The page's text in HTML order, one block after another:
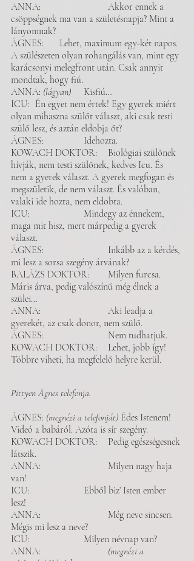
ANNA: 			Akkor ennek a
csöppségnek ma van a születésnapja? Mint a
lányomnak?
ÁGNES:	Lehet, maximum egy-két napos.
A szülészeten olyan rohangálás van, mint egy
karácsonyi melegfront után. Csak annyit
mondtak, hogy fiú.
ANNA: (lágyan)
Kisfiú…
ICU: 	Én egyet nem értek! Egy gyerek miért
olyan mihaszna szülőt választ, aki csak testi
szülő lesz, és aztán eldobja őt?
ÁGNES: 		Idehozta.
KOWACH DOKTOR: 	Biológiai szülőnek
hívják, nem testi szülőnek, kedves Icu. És
nem a gyerek választ. A gyerek megfogan és
megszületik, de nem választ. És valóban,
valaki ide hozta, nem eldobta.
ICU: 			Mindegy az énnekem,
maga mit hisz, mert márpedig a gyerek
választ.
ÁGNES:		 	Inkább az a kérdés,
mi lesz a sorsa szegény árvának?
BALÁZS DOKTOR:	Milyen furcsa.
Máris árva, pedig valószínű még élnek a
szülei…
ANNA:		 	Aki leadja a
gyerekét, az csak donor, nem szülő.
ÁGNES:			Nem tudhatjuk.
KOWACH DOKTOR: 	Lehet, jobb így!
Többre viheti, ha megfelelő helyre kerül.
Pittyen Ágnes telefonja.
ÁGNES: (megnézi a telefonját) Édes Istenem!
Videó a babáról. Azóta is sír szegény.
KOWACH DOKTOR: 	Pedig egészségesnek
látszik.
ANNA: 			Milyen nagy haja
van!
ICU: 			Ebből biz’ Isten ember
lesz!
ANNA: 			Még neve sincsen.
Mégis mi lesz a neve?
ICU: 			Milyen névnap van?
(megnézi a